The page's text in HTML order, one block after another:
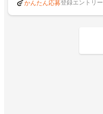
かんたん応募登録エントリー